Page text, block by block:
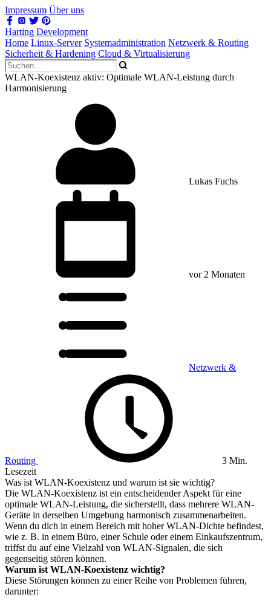
Impressum Über uns
Harting Development
Home Linux-Server Systemadministration Netzwerk & Routing
Sicherheit & Hardening Cloud & Virtualisierung
WLAN-Koexistenz aktiv: Optimale WLAN-Leistung durch
Harmonisierung
Lukas Fuchs
vor 2 Monaten
Netzwerk &
Routing
3 Min.
Lesezeit
Was ist WLAN-Koexistenz und warum ist sie wichtig?
Die WLAN-Koexistenz ist ein entscheidender Aspekt für eine
optimale WLAN-Leistung, die sicherstellt, dass mehrere WLAN-
Geräte in derselben Umgebung harmonisch zusammenarbeiten.
Wenn du dich in einem Bereich mit hoher WLAN-Dichte befindest,
wie z. B. in einem Büro, einer Schule oder einem Einkaufszentrum,
triffst du auf eine Vielzahl von WLAN-Signalen, die sich
gegenseitig stören können.
Warum ist WLAN-Koexistenz wichtig?
Diese Störungen können zu einer Reihe von Problemen führen,
darunter: